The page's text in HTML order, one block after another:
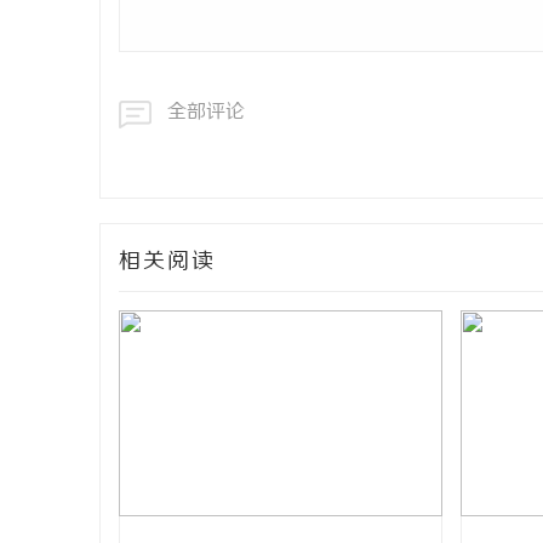
全部评论
相关阅读